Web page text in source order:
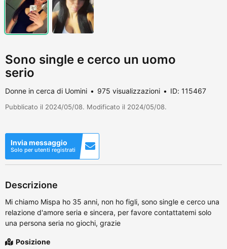
Sono single e cerco un uomo
serio
Donne in cerca di Uomini 975 visualizzazioni ID: 115467
Pubblicato il 2024/05/08. Modificato il 2024/05/08.
Invia messaggio
Solo per utenti registrati
Descrizione
Mi chiamo Mispa ho 35 anni, non ho figli, sono single e cerco una
relazione d'amore seria e sincera, per favore contattatemi solo
una persona seria no giochi, grazie
Posizione